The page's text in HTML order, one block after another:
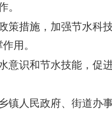
。
策措施，加强节水科
用。
意识和节水技能，促
镇人民政府、街道办